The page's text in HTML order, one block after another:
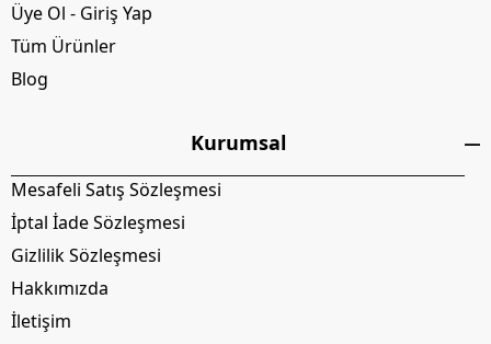
Üye Ol - Giriş Yap
Tüm Ürünler
Blog
Kurumsal
Mesafeli Satış Sözleşmesi
İptal İade Sözleşmesi
Gizlilik Sözleşmesi
Hakkımızda
İletişim